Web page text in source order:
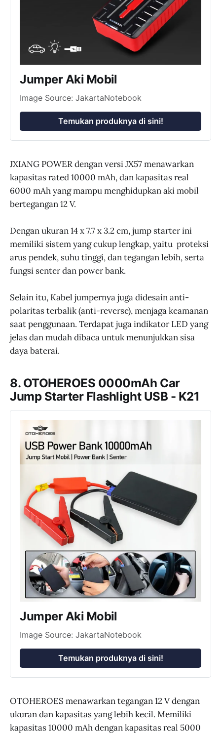
Jumper Aki Mobil
Image Source: JakartaNotebook
Temukan produknya di sini!
JXIANG POWER dengan versi JX57 menawarkan
kapasitas rated 10000 mAh, dan kapasitas real
6000 mAh yang mampu menghidupkan aki mobil
bertegangan 12 V.
Dengan ukuran 14 x 7.7 x 3.2 cm, jump starter ini
memiliki sistem yang cukup lengkap, yaitu proteksi
arus pendek, suhu tinggi, dan tegangan lebih, serta
fungsi senter dan power bank.
Selain itu, Kabel jumpernya juga didesain anti-
polaritas terbalik (anti-reverse), menjaga keamanan
saat penggunaan. Terdapat juga indikator LED yang
jelas dan mudah dibaca untuk menunjukkan sisa
daya baterai.
8. OTOHEROES 0000mAh Car
Jump Starter Flashlight USB - K21
Jumper Aki Mobil
Image Source: JakartaNotebook
Temukan produknya di sini!
OTOHEROES menawarkan tegangan 12 V dengan
ukuran dan kapasitas yang lebih kecil. Memiliki
kapasitas 10000 mAh dengan kapasitas real 5000